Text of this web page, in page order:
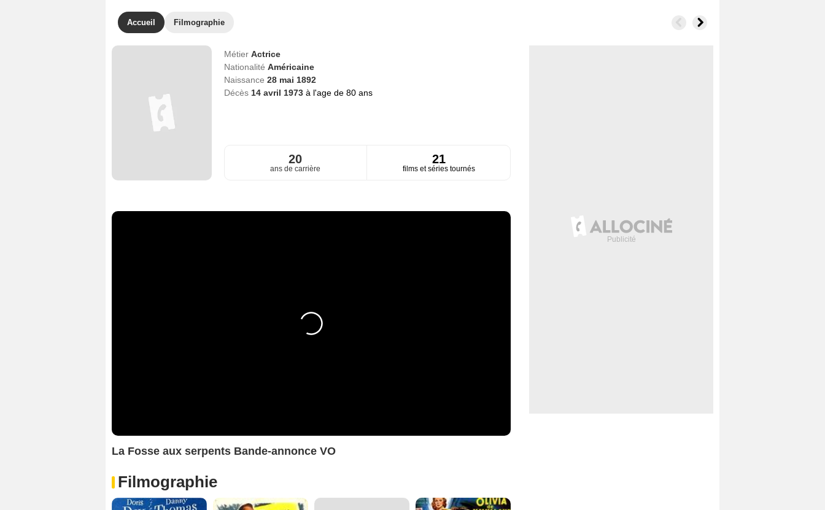
Accueil Filmographie
Métier Actrice
Nationalité Américaine
Naissance 28 mai 1892
Décès 14 avril 1973 à l'age de 80 ans
20
ans de carrière
21
films et séries tournés
La Fosse aux serpents Bande-annonce VO
Filmographie